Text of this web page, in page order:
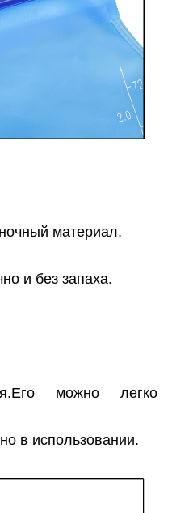
материал,
и без запаха.
можно легко
в использовании.